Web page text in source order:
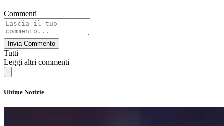
Commenti
Invia Commento
Tutti
Leggi altri commenti
Ultime Notizie